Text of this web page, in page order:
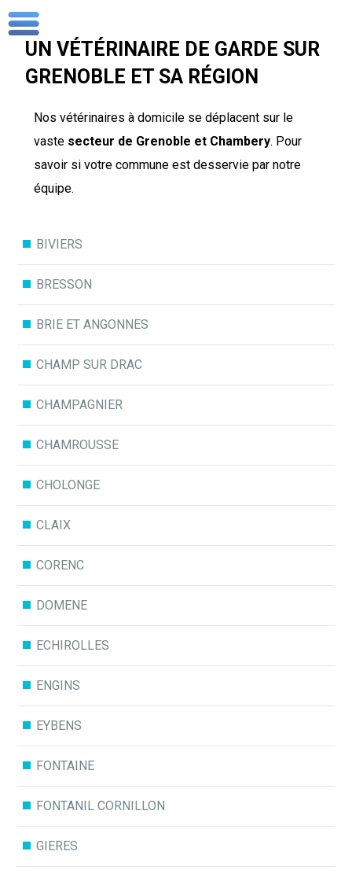
UN VÉTÉRINAIRE DE GARDE SUR
GRENOBLE ET SA RÉGION
Nos vétérinaires à domicile se déplacent sur le
vaste secteur de Grenoble et Chambery. Pour
savoir si votre commune est desservie par notre
équipe.
BIVIERS
BRESSON
BRIE ET ANGONNES
CHAMP SUR DRAC
CHAMPAGNIER
CHAMROUSSE
CHOLONGE
CLAIX
CORENC
DOMENE
ECHIROLLES
ENGINS
EYBENS
FONTAINE
FONTANIL CORNILLON
GIERES